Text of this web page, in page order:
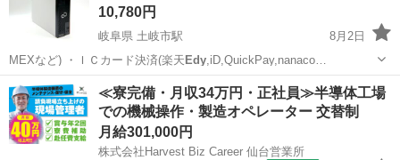
10,780円
岐阜県 土岐市駅
8月2日
MEXなど) ・ＩＣカード決済(楽天 Edy,iD,QuickPay,nanaco…
岐阜 土岐市 土岐市駅 デスクトップパソコン
≪寮完備・月収34万円・正社員≫半導体工場
での機械操作・製造オペレーター 交替制
月給301,000円
株式会社Harvest Biz Career 仙台営業所